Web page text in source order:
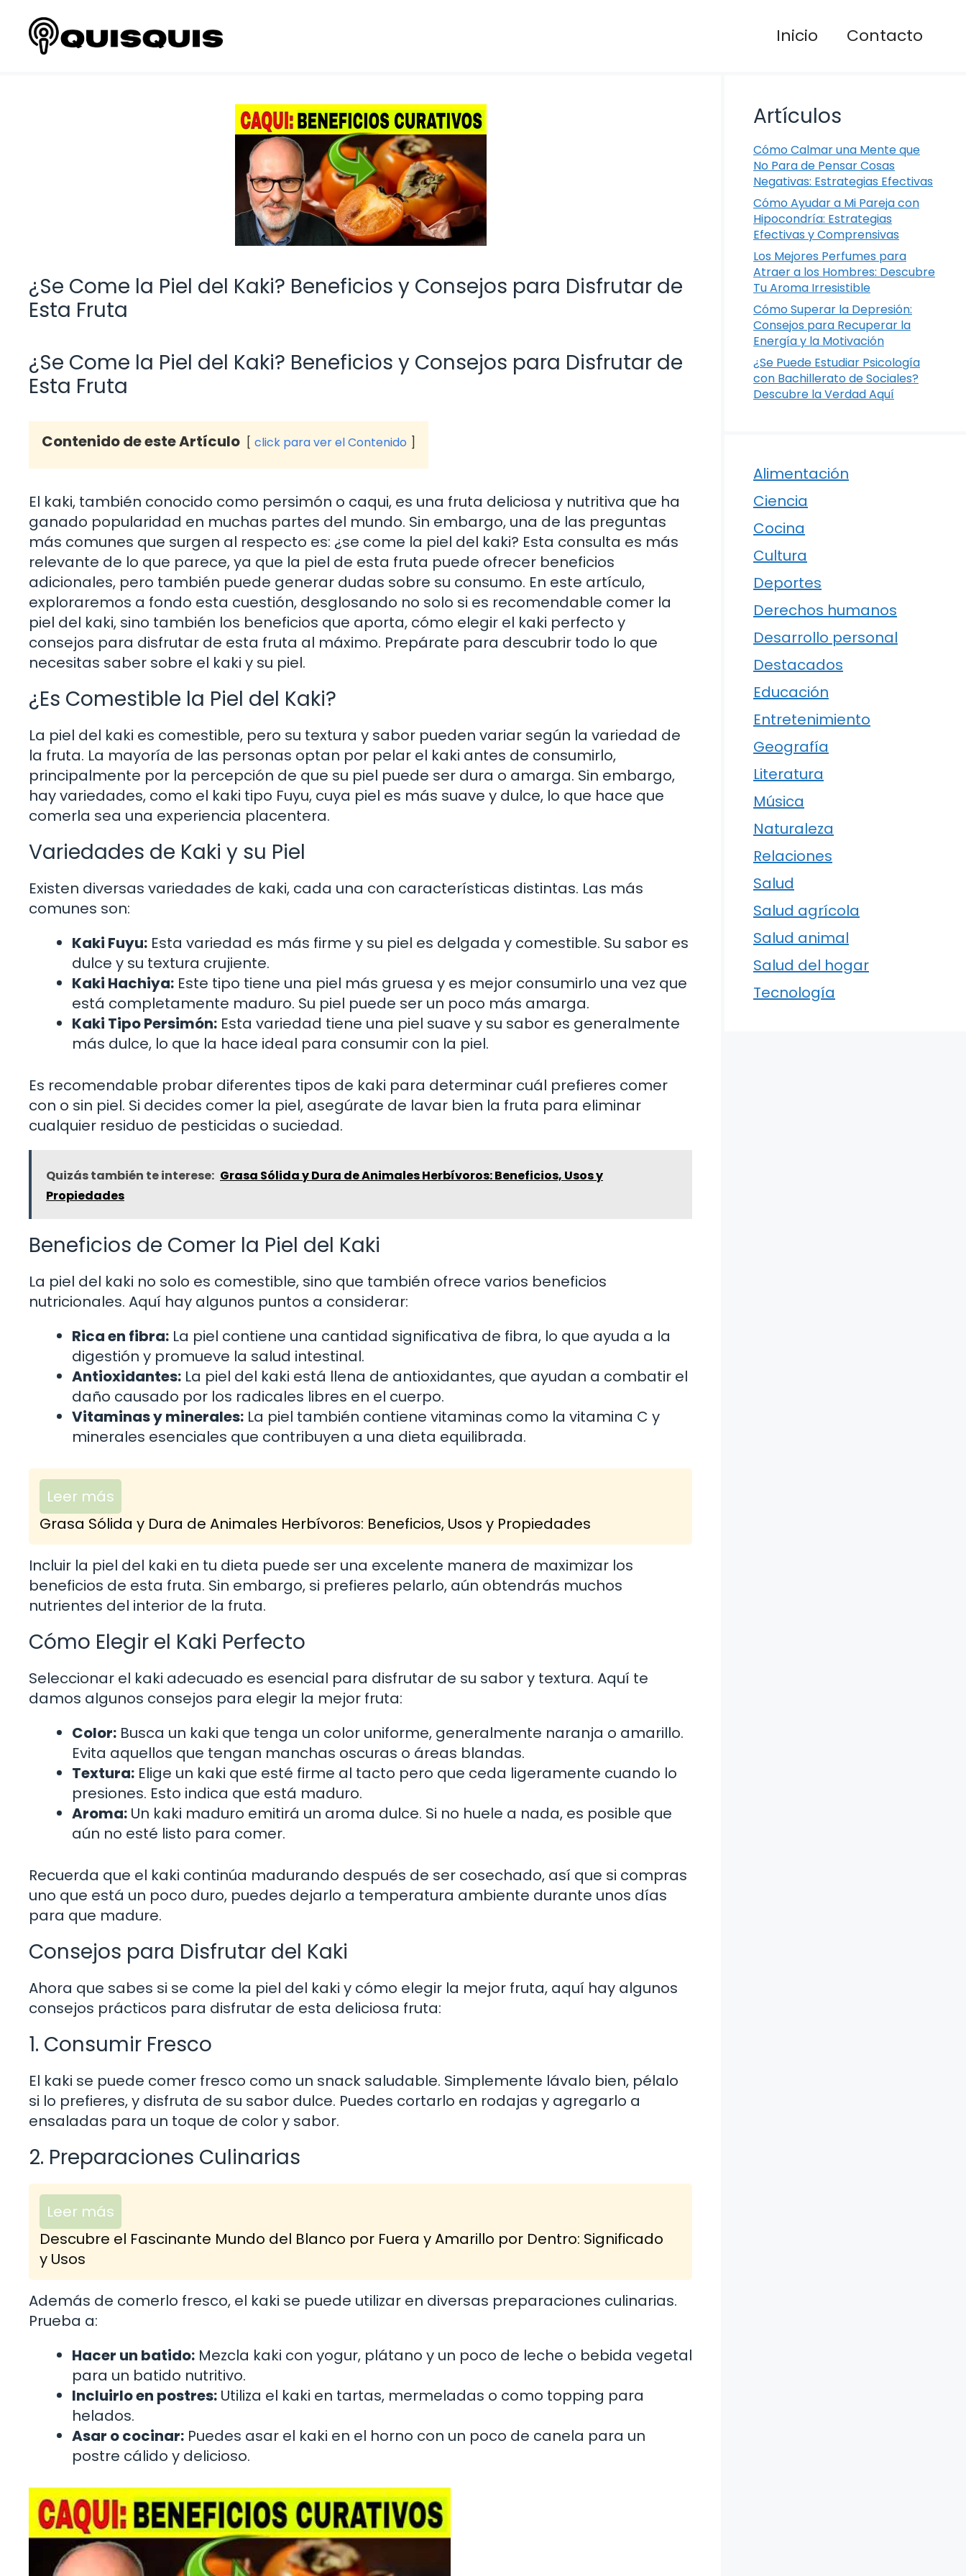
contenido
Inicio Contacto
¿Se Come la Piel del Kaki? Beneficios y Consejos para Disfrutar de
Esta Fruta
¿Se Come la Piel del Kaki? Beneficios y Consejos para Disfrutar de
Esta Fruta
Contenido de este Artículo click para ver el Contenido
El kaki, también conocido como persimón o caqui, es una fruta deliciosa y nutritiva que ha
ganado popularidad en muchas partes del mundo. Sin embargo, una de las preguntas
más comunes que surgen al respecto es: ¿se come la piel del kaki? Esta consulta es más
relevante de lo que parece, ya que la piel de esta fruta puede ofrecer beneficios
adicionales, pero también puede generar dudas sobre su consumo. En este artículo,
exploraremos a fondo esta cuestión, desglosando no solo si es recomendable comer la
piel del kaki, sino también los beneficios que aporta, cómo elegir el kaki perfecto y
consejos para disfrutar de esta fruta al máximo. Prepárate para descubrir todo lo que
necesitas saber sobre el kaki y su piel.
¿Es Comestible la Piel del Kaki?
La piel del kaki es comestible, pero su textura y sabor pueden variar según la variedad de
la fruta. La mayoría de las personas optan por pelar el kaki antes de consumirlo,
principalmente por la percepción de que su piel puede ser dura o amarga. Sin embargo,
hay variedades, como el kaki tipo Fuyu, cuya piel es más suave y dulce, lo que hace que
comerla sea una experiencia placentera.
Variedades de Kaki y su Piel
Existen diversas variedades de kaki, cada una con características distintas. Las más
comunes son:
Kaki Fuyu: Esta variedad es más firme y su piel es delgada y comestible. Su sabor es
dulce y su textura crujiente.
Kaki Hachiya: Este tipo tiene una piel más gruesa y es mejor consumirlo una vez que
está completamente maduro. Su piel puede ser un poco más amarga.
Kaki Tipo Persimón: Esta variedad tiene una piel suave y su sabor es generalmente
más dulce, lo que la hace ideal para consumir con la piel.
Es recomendable probar diferentes tipos de kaki para determinar cuál prefieres comer
con o sin piel. Si decides comer la piel, asegúrate de lavar bien la fruta para eliminar
cualquier residuo de pesticidas o suciedad.
Quizás también te interese: Grasa Sólida y Dura de Animales Herbívoros: Beneficios, Usos y
Propiedades
Beneficios de Comer la Piel del Kaki
La piel del kaki no solo es comestible, sino que también ofrece varios beneficios
nutricionales. Aquí hay algunos puntos a considerar:
Rica en fibra: La piel contiene una cantidad significativa de fibra, lo que ayuda a la
digestión y promueve la salud intestinal.
Antioxidantes: La piel del kaki está llena de antioxidantes, que ayudan a combatir el
daño causado por los radicales libres en el cuerpo.
Vitaminas y minerales: La piel también contiene vitaminas como la vitamina C y
minerales esenciales que contribuyen a una dieta equilibrada.
Leer más
Grasa Sólida y Dura de Animales Herbívoros: Beneficios, Usos y Propiedades
Incluir la piel del kaki en tu dieta puede ser una excelente manera de maximizar los
beneficios de esta fruta. Sin embargo, si prefieres pelarlo, aún obtendrás muchos
nutrientes del interior de la fruta.
Cómo Elegir el Kaki Perfecto
Seleccionar el kaki adecuado es esencial para disfrutar de su sabor y textura. Aquí te
damos algunos consejos para elegir la mejor fruta:
Color: Busca un kaki que tenga un color uniforme, generalmente naranja o amarillo.
Evita aquellos que tengan manchas oscuras o áreas blandas.
Textura: Elige un kaki que esté firme al tacto pero que ceda ligeramente cuando lo
presiones. Esto indica que está maduro.
Aroma: Un kaki maduro emitirá un aroma dulce. Si no huele a nada, es posible que
aún no esté listo para comer.
Recuerda que el kaki continúa madurando después de ser cosechado, así que si compras
uno que está un poco duro, puedes dejarlo a temperatura ambiente durante unos días
para que madure.
Consejos para Disfrutar del Kaki
Ahora que sabes si se come la piel del kaki y cómo elegir la mejor fruta, aquí hay algunos
consejos prácticos para disfrutar de esta deliciosa fruta:
1. Consumir Fresco
El kaki se puede comer fresco como un snack saludable. Simplemente lávalo bien, pélalo
si lo prefieres, y disfruta de su sabor dulce. Puedes cortarlo en rodajas y agregarlo a
ensaladas para un toque de color y sabor.
2. Preparaciones Culinarias
Leer más
Descubre el Fascinante Mundo del Blanco por Fuera y Amarillo por Dentro: Significado
y Usos
Además de comerlo fresco, el kaki se puede utilizar en diversas preparaciones culinarias.
Prueba a:
Hacer un batido: Mezcla kaki con yogur, plátano y un poco de leche o bebida vegetal
para un batido nutritivo.
Incluirlo en postres: Utiliza el kaki en tartas, mermeladas o como topping para
helados.
Asar o cocinar: Puedes asar el kaki en el horno con un poco de canela para un
postre cálido y delicioso.
Artículos
Cómo Calmar una Mente que
No Para de Pensar Cosas
Negativas: Estrategias Efectivas
Cómo Ayudar a Mi Pareja con
Hipocondría: Estrategias
Efectivas y Comprensivas
Los Mejores Perfumes para
Atraer a los Hombres: Descubre
Tu Aroma Irresistible
Cómo Superar la Depresión:
Consejos para Recuperar la
Energía y la Motivación
¿Se Puede Estudiar Psicología
con Bachillerato de Sociales?
Descubre la Verdad Aquí
Alimentación
Ciencia
Cocina
Cultura
Deportes
Derechos humanos
Desarrollo personal
Destacados
Educación
Entretenimiento
Geografía
Literatura
Música
Naturaleza
Relaciones
Salud
Salud agrícola
Salud animal
Salud del hogar
Tecnología